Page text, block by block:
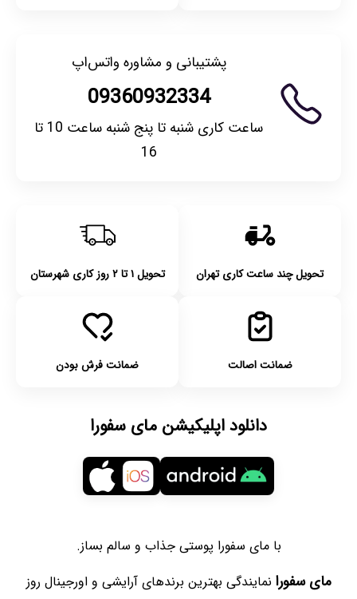
پشتیبانی و مشاوره واتس‌اپ
09360932334
ساعت کاری شنبه تا پنج شنبه ساعت 10 تا
16
تحویل چند ساعت کاری تهران تحویل ۱ تا ۲ روز کاری شهرستان
ضمانت اصالت ضمانت فرش بودن
دانلود اپلیکیشن مای سفورا
با مای سفورا پوستی جذاب و سالم بساز.
مای سفورا نمایندگی بهترین برندهای آرایشی و اورجینال روز